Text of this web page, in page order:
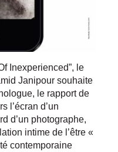
Inexperienced”, le
Janipour souhaite
le rapport de
l’écran d’un
d’un photographe,
intime de l’être «
contemporaine